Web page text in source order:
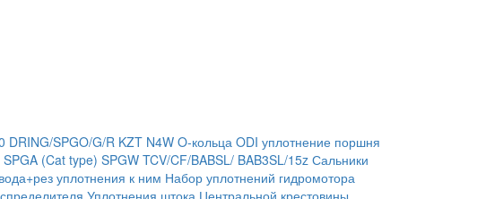
DRING/SPGO/G/R KZT N4W O-кольца ODI уплотнение поршня
SPGA (Cat type) SPGW TCV/CF/BABSL/ BAB3SL/15z Сальники
уплотнения к ним Набор уплотнений гидромотора